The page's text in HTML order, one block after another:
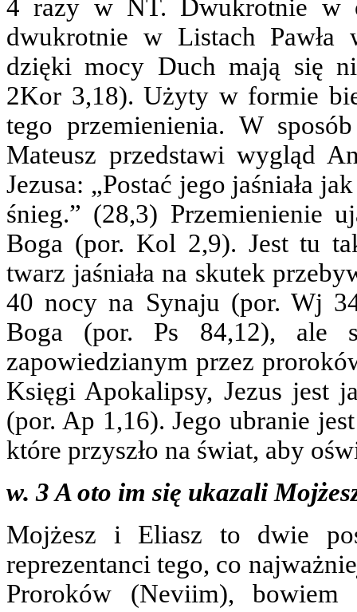
4 razy w NT. Dwukrotnie w
dwukrotnie w Listach Pawła
dzięki mocy Duch mają się
2Kor 3,18). Użyty w formie
tego przemienienia. W
Mateusz przedstawi wygląd
Jezusa: „Postać jego jaśniała
śnieg.” (28,3) Przemienienie
Boga (por. Kol 2,9). Jest tu
twarz jaśniała na skutek
40 nocy na Synaju (por. Wj
Boga (por. Ps 84,12), ale
zapowiedzianym przez
Księgi Apokalipsy, Jezus jest
(por. Ap 1,16). Jego ubranie
które przyszło na świat, aby
w. 3 A oto im się ukazali
Mojżesz i Eliasz to dwie
reprezentanci tego, co
Proroków (Neviim),